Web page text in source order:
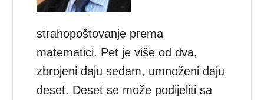
strahopoštovanje prema
matematici. Pet je više od dva,
zbrojeni daju sedam, umnoženi daju
deset. Deset se može podijeliti sa